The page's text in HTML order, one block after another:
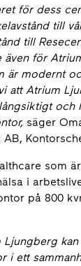
för dess
till
till
även för
är modernt
att Atrium
och
säger
som
i
på 800
i ett